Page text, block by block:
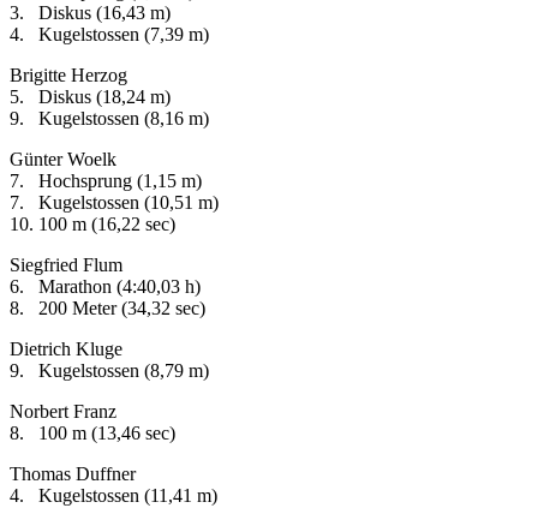
3. Diskus (16,43 m)
4. Kugelstossen (7,39 m)
Brigitte Herzog
5. Diskus (18,24 m)
9. Kugelstossen (8,16 m)
Günter Woelk
7. Hochsprung (1,15 m)
7. Kugelstossen (10,51 m)
10. 100 m (16,22 sec)
Siegfried Flum
6. Marathon (4:40,03 h)
8. 200 Meter (34,32 sec)
Dietrich Kluge
9. Kugelstossen (8,79 m)
Norbert Franz
8. 100 m (13,46 sec)
Thomas Duffner
4. Kugelstossen (11,41 m)